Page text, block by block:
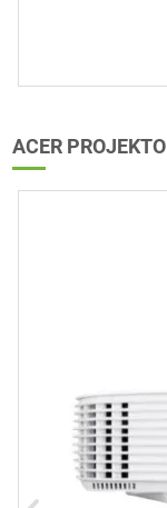
ACER